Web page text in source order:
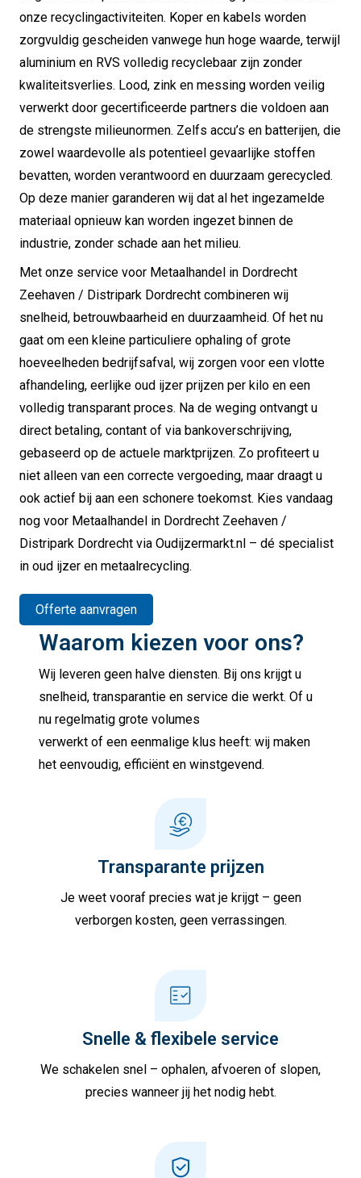
onze recyclingactiviteiten. Koper en kabels worden
zorgvuldig gescheiden vanwege hun hoge waarde, terwijl
aluminium en RVS volledig recyclebaar zijn zonder
kwaliteitsverlies. Lood, zink en messing worden veilig
verwerkt door gecertificeerde partners die voldoen aan
de strengste milieunormen. Zelfs accu’s en batterijen, die
zowel waardevolle als potentieel gevaarlijke stoffen
bevatten, worden verantwoord en duurzaam gerecycled.
Op deze manier garanderen wij dat al het ingezamelde
materiaal opnieuw kan worden ingezet binnen de
industrie, zonder schade aan het milieu.
Met onze service voor Metaalhandel in Dordrecht
Zeehaven / Distripark Dordrecht combineren wij
snelheid, betrouwbaarheid en duurzaamheid. Of het nu
gaat om een kleine particuliere ophaling of grote
hoeveelheden bedrijfsafval, wij zorgen voor een vlotte
afhandeling, eerlijke oud ijzer prijzen per kilo en een
volledig transparant proces. Na de weging ontvangt u
direct betaling, contant of via bankoverschrijving,
gebaseerd op de actuele marktprijzen. Zo profiteert u
niet alleen van een correcte vergoeding, maar draagt u
ook actief bij aan een schonere toekomst. Kies vandaag
nog voor Metaalhandel in Dordrecht Zeehaven /
Distripark Dordrecht via Oudijzermarkt.nl – dé specialist
in oud ijzer en metaalrecycling.
Offerte aanvragen
Waarom kiezen voor ons?
Wij leveren geen halve diensten. Bij ons krijgt u
snelheid, transparantie en service die werkt. Of u
nu regelmatig grote volumes
verwerkt of een eenmalige klus heeft: wij maken
het eenvoudig, efficiënt en winstgevend.
Transparante prijzen
Je weet vooraf precies wat je krijgt – geen
verborgen kosten, geen verrassingen.
Snelle & flexibele service
We schakelen snel – ophalen, afvoeren of slopen,
precies wanneer jij het nodig hebt.